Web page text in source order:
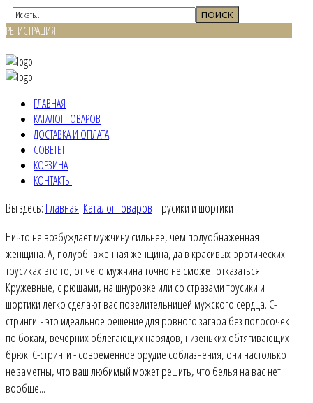
РЕГИСТРАЦИЯ
ГЛАВНАЯ
КАТАЛОГ ТОВАРОВ
ДОСТАВКА И ОПЛАТА
СОВЕТЫ
КОРЗИНА
КОНТАКТЫ
Вы здесь: Главная Каталог товаров Трусики и шортики
Ничто не возбуждает мужчину сильнее, чем полуобнаженная
женщина. А, полуобнаженная женщина, да в красивых эротических
трусиках это то, от чего мужчина точно не сможет отказаться.
Кружевные, с рюшами, на шнуровке или со стразами трусики и
шортики легко сделают вас повелительницей мужского сердца. С-
стринги - это идеальное решение для ровного загара без полосочек
по бокам, вечерних облегающих нарядов, низеньких обтягивающих
брюк. С-стринги - современное орудие соблазнения, они настолько
не заметны, что ваш любимый может решить, что белья на вас нет
вообще...